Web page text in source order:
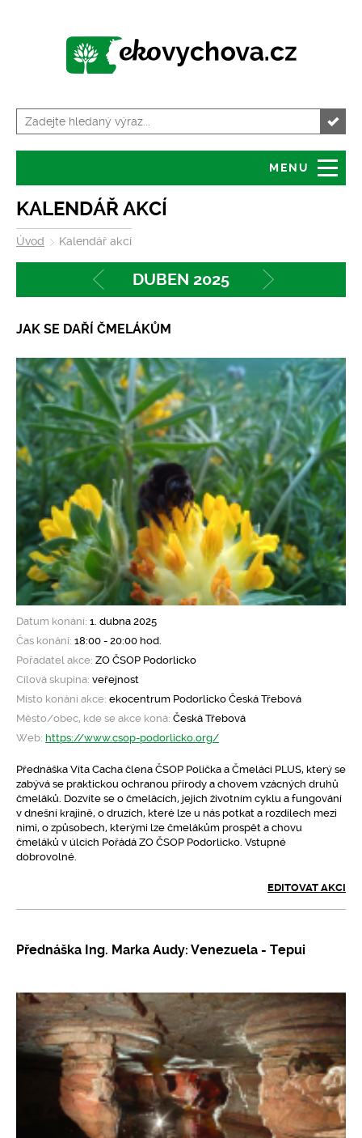
MENU
Úvod
O serveru
Tiskové zprávy
Volná místa
Granty
Servis pro školy
Kalendář akcí
Zajímavosti
Pro klima
Soutěže
Fotogalerie
Kontakty
KALENDÁŘ AKCÍ
Úvod Kalendář akcí
Předchozí
DUBEN 2025
JAK SE DAŘÍ ČMELÁKŮM
Datum konání: 1. dubna 2025
Čas konání: 18:00 - 20:00 hod.
Pořadatel akce: ZO ČSOP Podorlicko
Cílová skupina: veřejnost
Místo konání akce: ekocentrum Podorlicko Česká Třebová
Město/obec, kde se akce koná: Česká Třebová
Web: https://www.csop-podorlicko.org/
Přednáška Víta Cacha člena ČSOP Polička a Čmeláci PLUS, který se
zabývá se praktickou ochranou přírody a chovem vzácných druhů
čmeláků. Dozvíte se o čmelácích, jejich životním cyklu a fungování
v dnešní krajině, o druzích, které lze u nás potkat a rozdílech mezi
nimi, o způsobech, kterými lze čmelákům prospět a chovu
čmeláků v úlcích Pořádá ZO ČSOP Podorlicko. Vstupné
dobrovolné.
EDITOVAT AKCI
Přednáška Ing. Marka Audy: Venezuela - Tepui